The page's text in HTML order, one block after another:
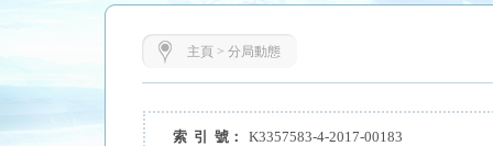
主頁 > 分局動態
索 引 號：
K3357583-4-2017-00183